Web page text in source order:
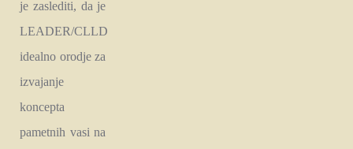
je zaslediti, da je
LEADER/CLLD
idealno orodje za
izvajanje
koncepta
pametnih vasi na